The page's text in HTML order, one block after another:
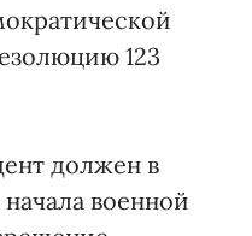
123
должен в
военной